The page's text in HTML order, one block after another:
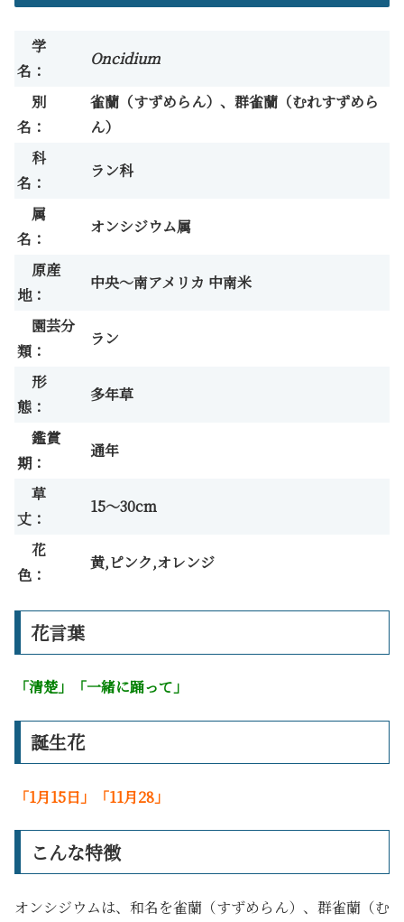
学
名：
Oncidium
別
名：
雀蘭（すずめらん）、群雀蘭（むれすずめら
ん）
科
名：
ラン科
属
名：
オンシジウム属
原産
地：
中央～南アメリカ 中南米
園芸分
類：
ラン
形
態：
多年草
鑑賞
期：
通年
草
丈：
15～30cm
花
色：
黄,ピンク,オレンジ
花言葉
「清楚」「一緒に踊って」
誕生花
「1月15日」「11月28」
こんな特徴
オンシジウムは、和名を雀蘭（すずめらん）、群雀蘭（む